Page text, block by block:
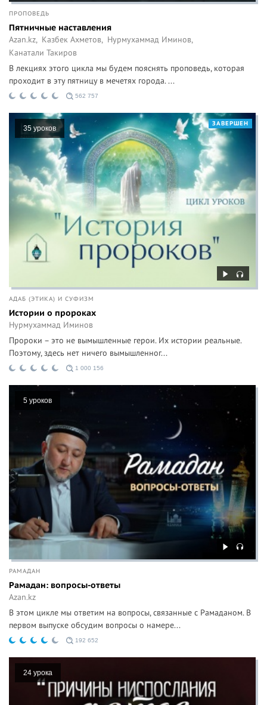
ПРОПОВЕДЬ
Пятничные наставления
Azan.kz, Казбек Ахметов, Нурмухаммад Иминов,
Канатали Такиров
В лекциях этого цикла мы будем пояснять проповедь, которая
проходит в эту пятницу в мечетях города. ...
562 757
ЗАВЕРШЕН
35 уроков
АДАБ (ЭТИКА) И СУФИЗМ
Истории о пророках
Нурмухаммад Иминов
Пророки – это не вымышленные герои. Их истории реальные.
Поэтому, здесь нет ничего вымышленног...
1 000 156
5 уроков
РАМАДАН
Рамадан: вопросы-ответы
Azan.kz
В этом цикле мы ответим на вопросы, связанные с Рамаданом. В
первом выпуске обсудим вопросы о намере...
192 652
24 урока